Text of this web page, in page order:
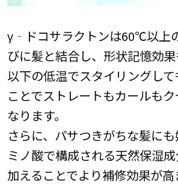
γ‐ドコサラクトンは60℃以上
びに髪と結合し、形状記憶効
以下の低温でスタイリングし
ことでストレートもカールも
なります。
さらに、パサつきがちな髪に
ミノ酸で構成される天然保湿
加えることでより補修効果が